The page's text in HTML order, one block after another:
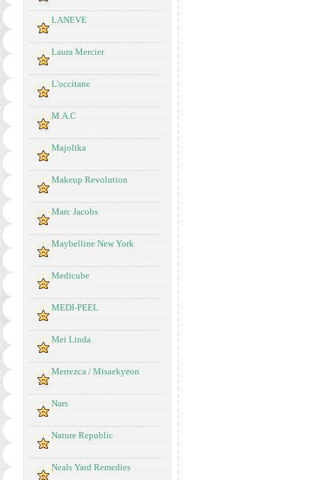
LANEVE
Laura Mercier
L'occitane
M.A.C
Majolika
Makeup Revolution
Marc Jacobs
Maybelline New York
Medicube
MEDI-PEEL
Mei Linda
Merrezca / Misaekyeon
Nars
Nature Republic
Neals Yard Remedies